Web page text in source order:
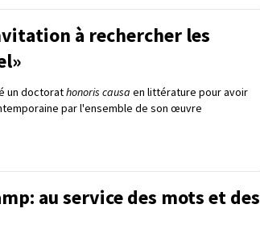
à rechercher les
un doctorathonoris causa en littérature pour avoir
par l'ensemble de son œuvre
au service des mots et des